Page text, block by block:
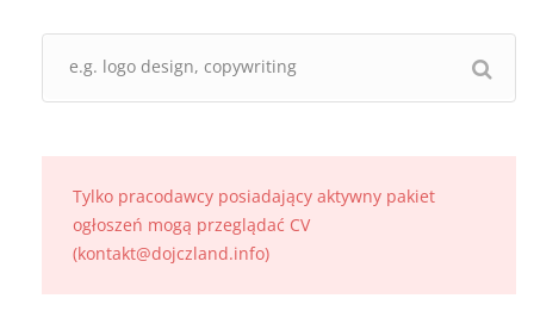
Tylko pracodawcy posiadający aktywny pakiet
ogłoszeń mogą przeglądać CV
(kontakt@dojczland.info)